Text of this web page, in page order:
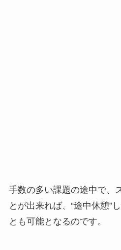
手数の多い課題の途中で、
とが出来れば、“途中休憩”
とも可能となるのです。